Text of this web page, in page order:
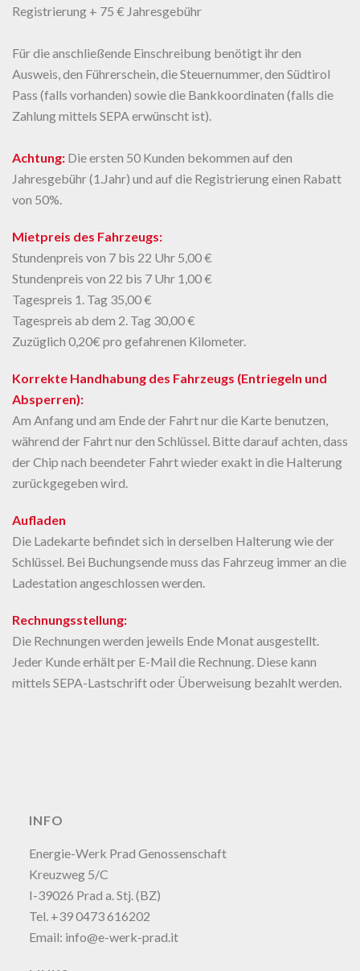
Registrierung + 75 € Jahresgebühr
Für die anschließende Einschreibung benötigt ihr den
Ausweis, den Führerschein, die Steuernummer, den Südtirol
Pass (falls vorhanden) sowie die Bankkoordinaten (falls die
Zahlung mittels SEPA erwünscht ist).
Achtung: Die ersten 50 Kunden bekommen auf den
Jahresgebühr (1.Jahr) und auf die Registrierung einen Rabatt
von 50%.
Mietpreis des Fahrzeugs:
Stundenpreis von 7 bis 22 Uhr 5,00 €
Stundenpreis von 22 bis 7 Uhr 1,00 €
Tagespreis 1. Tag 35,00 €
Tagespreis ab dem 2. Tag 30,00 €
Zuzüglich 0,20€ pro gefahrenen Kilometer.
Korrekte Handhabung des Fahrzeugs (Entriegeln und
Absperren):
Am Anfang und am Ende der Fahrt nur die Karte benutzen,
während der Fahrt nur den Schlüssel. Bitte darauf achten, dass
der Chip nach beendeter Fahrt wieder exakt in die Halterung
zurückgegeben wird.
Aufladen
Die Ladekarte befindet sich in derselben Halterung wie der
Schlüssel. Bei Buchungsende muss das Fahrzeug immer an die
Ladestation angeschlossen werden.
Rechnungsstellung:
Die Rechnungen werden jeweils Ende Monat ausgestellt.
Jeder Kunde erhält per E-Mail die Rechnung. Diese kann
mittels SEPA-Lastschrift oder Überweisung bezahlt werden.
INFO
Energie-Werk Prad Genossenschaft
Kreuzweg 5/C
I-39026 Prad a. Stj. (BZ)
Tel. +39 0473 616202
Email: info@e-werk-prad.it